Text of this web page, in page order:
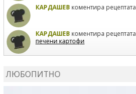
КАРДАШЕВ коментира рецептата
КАРДАШЕВ коментира рецептата
печени картофи
ЛЮБОПИТНО